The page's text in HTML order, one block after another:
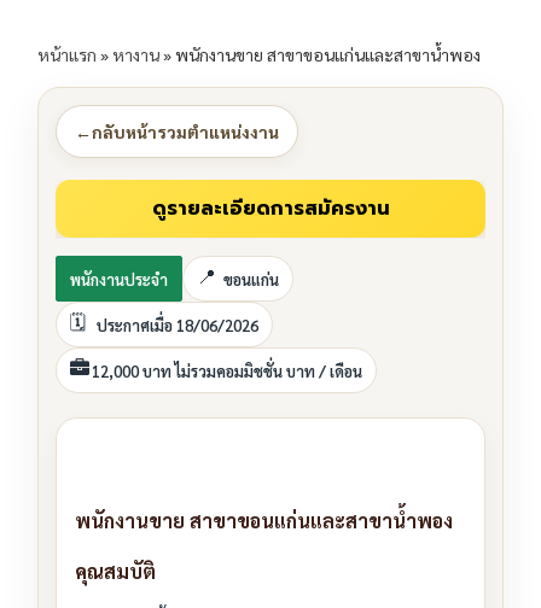
หน้าแรก »หางาน»พนักงานขาย สาขาขอนแก่นและสาขาน้ำพอง
←กลับหน้ารวมตำแหน่งงาน
พนักงานประจำ ขอนแก่น
ประกาศเมื่อ 18/06/2026
12,000 บาท ไม่รวมคอมมิชชั่น บาท / เดือน
พนักงานขาย สาขาขอนแก่นและสาขาน้ำพอง
คุณสมบัติ